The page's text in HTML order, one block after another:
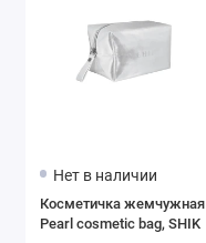
Нет в наличии
Косметичка жемчужная
Pearl cosmetic bag, SHIK